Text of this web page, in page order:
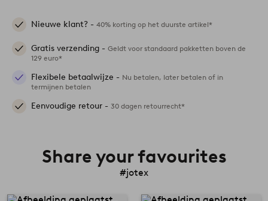
Nieuwe klant? - 40% korting op het duurste artikel*
Gratis verzending - Geldt voor standaard pakketten boven de
129 euro*
Flexibele betaalwijze - Nu betalen, later betalen of in
termijnen betalen
Eenvoudige retour - 30 dagen retourrecht*
Share your favourites
#jotex